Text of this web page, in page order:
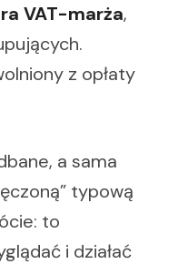
VAT-marża,
z opłaty
a sama
typową
to
i działać